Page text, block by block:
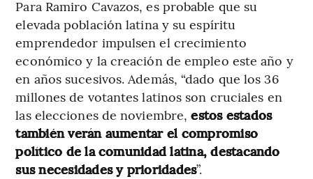
Para Ramiro Cavazos, es probable que su
elevada población latina y su espíritu
emprendedor impulsen el crecimiento
económico y la creación de empleo este año y
en años sucesivos. Además, “dado que los 36
millones de votantes latinos son cruciales en
las elecciones de noviembre,estos estados
también verán aumentar el compromiso
político de la comunidad latina, destacando
sus necesidades y prioridades”.